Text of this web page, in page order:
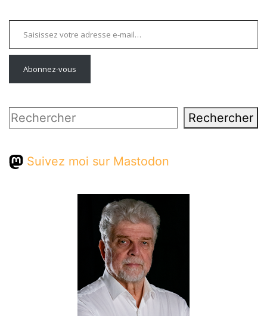
Saisissez votre adresse e-mail…
Abonnez-vous
Rechercher Rechercher
Suivez moi sur Mastodon